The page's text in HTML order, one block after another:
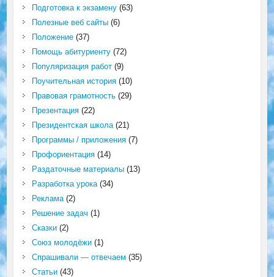
Подготовка к экзамену(63)
Полезные веб сайты(6)
Положение(37)
Помощь абитуриенту(72)
Популяризация работ(9)
Поучительная история(10)
Правовая грамотность(29)
Презентация(22)
Президентская школа(21)
Программы / приложения(7)
Профориентация(14)
Раздаточные материалы(13)
Разработка урока(34)
Реклама(2)
Решение задач (1)
Сказки(2)
Союз молодёжи(1)
Спрашивали — отвечаем (35)
Статьи(43)